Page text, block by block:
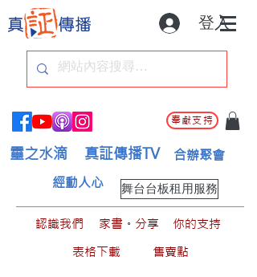
登入
奉獻支持
靈之水滴 真証傳播TV 合辦聚會
舞台台板租用服務
經動人心
認識我們 家書。分享
你的支持
表格下載
售賣點